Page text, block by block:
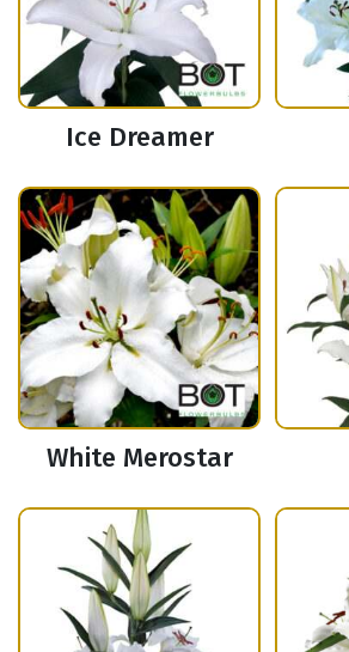
Ice Dreamer
White Merostar